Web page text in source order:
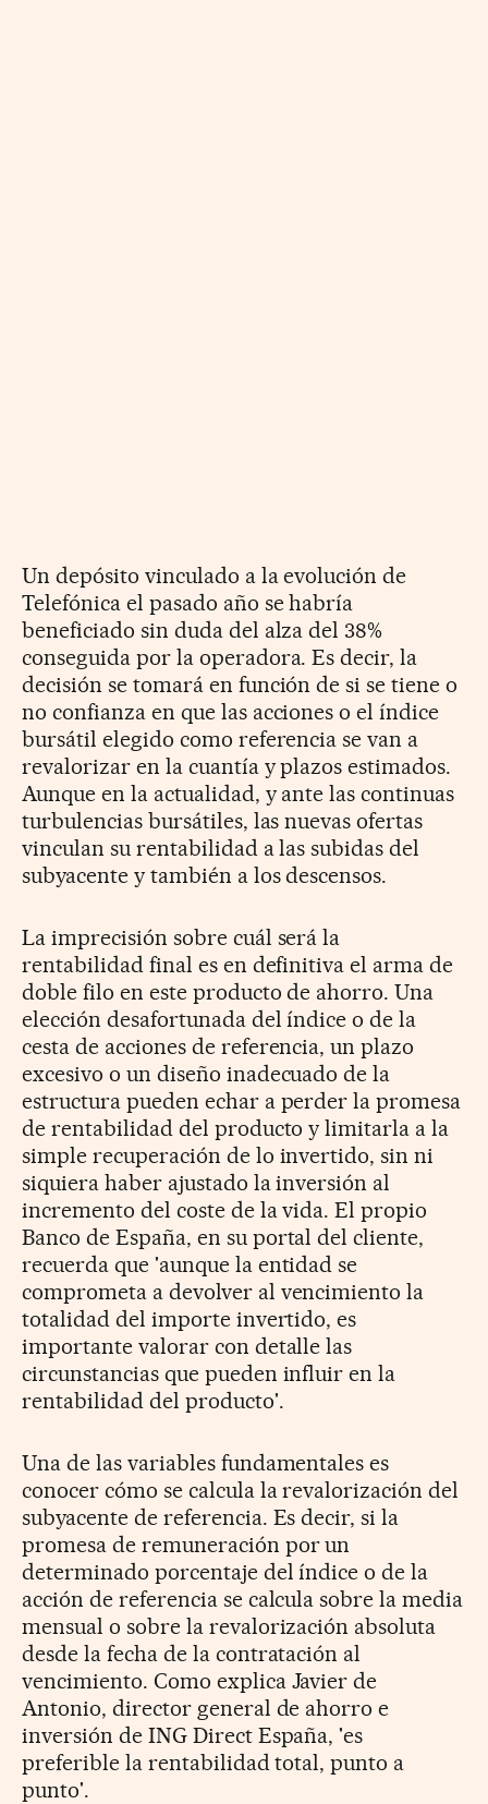
Un depósito vinculado a la evolución de
Telefónica el pasado año se habría
beneficiado sin duda del alza del 38%
conseguida por la operadora. Es decir, la
decisión se tomará en función de si se tiene o
no confianza en que las acciones o el índice
bursátil elegido como referencia se van a
revalorizar en la cuantía y plazos estimados.
Aunque en la actualidad, y ante las continuas
turbulencias bursátiles, las nuevas ofertas
vinculan su rentabilidad a las subidas del
subyacente y también a los descensos.
La imprecisión sobre cuál será la
rentabilidad final es en definitiva el arma de
doble filo en este producto de ahorro. Una
elección desafortunada del índice o de la
cesta de acciones de referencia, un plazo
excesivo o un diseño inadecuado de la
estructura pueden echar a perder la promesa
de rentabilidad del producto y limitarla a la
simple recuperación de lo invertido, sin ni
siquiera haber ajustado la inversión al
incremento del coste de la vida. El propio
Banco de España, en su portal del cliente,
recuerda que 'aunque la entidad se
comprometa a devolver al vencimiento la
totalidad del importe invertido, es
importante valorar con detalle las
circunstancias que pueden influir en la
rentabilidad del producto'.
Una de las variables fundamentales es
conocer cómo se calcula la revalorización del
subyacente de referencia. Es decir, si la
promesa de remuneración por un
determinado porcentaje del índice o de la
acción de referencia se calcula sobre la media
mensual o sobre la revalorización absoluta
desde la fecha de la contratación al
vencimiento. Como explica Javier de
Antonio, director general de ahorro e
inversión de ING Direct España, 'es
preferible la rentabilidad total, punto a
punto'.